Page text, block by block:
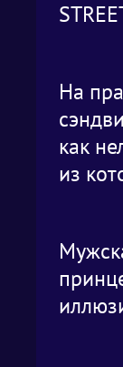
На
как
из